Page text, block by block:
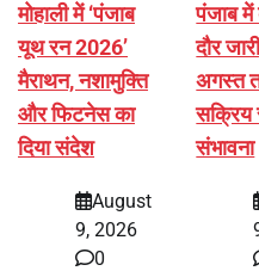
मोहाली में ‘पंजाब
यूथ रन 2026’
मैराथन, नशामुक्ति
और फिटनेस का
दिया संदेश
August
9, 2026
0
पंजाब में
दौर
अगस्त
सक्रिय
संभावना